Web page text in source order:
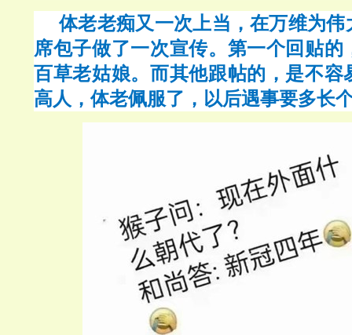
体老老痴又一次上当，在万维为
席包子做了一次宣传。第一个回贴的
百草老姑娘。而其他跟帖的，是不容
高人，体老佩服了，以后遇事要多长